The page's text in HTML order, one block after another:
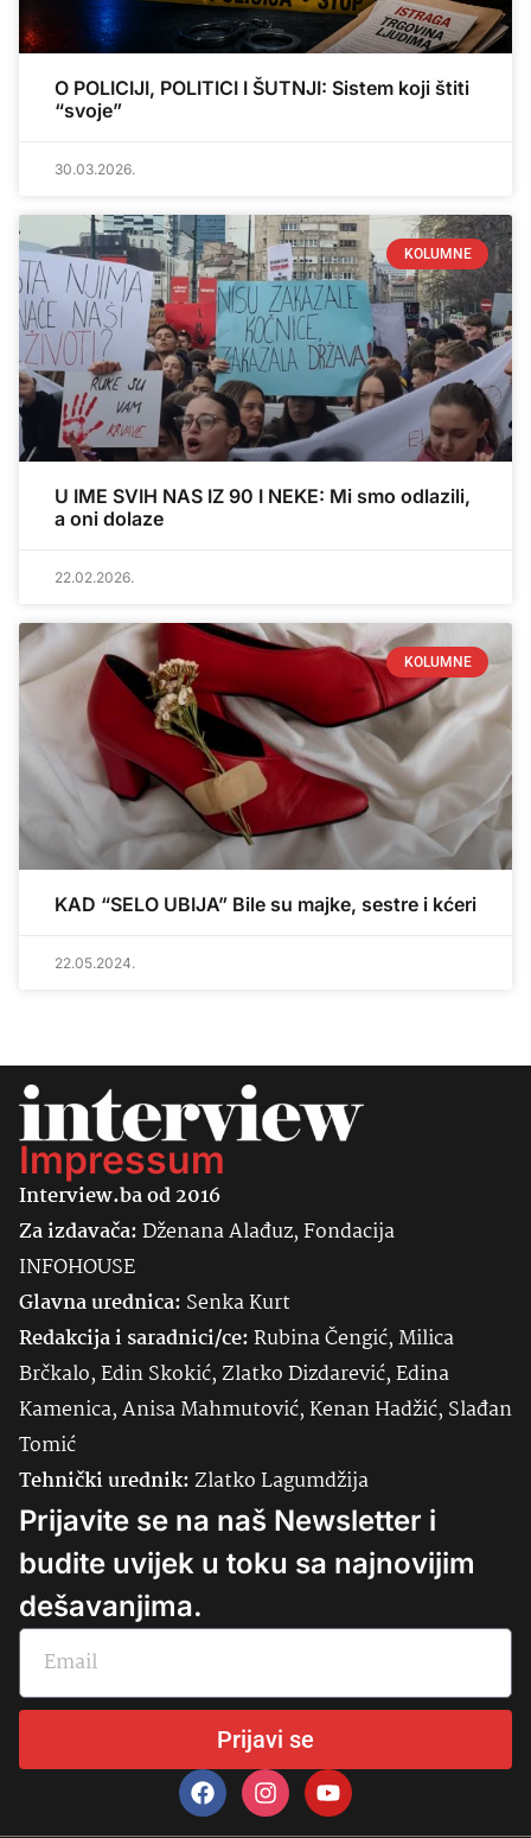
O POLICIJI, POLITICI I ŠUTNJI: Sistem koji štiti
“svoje”
30.03.2026.
KOLUMNE
U IME SVIH NAS IZ 90 I NEKE: Mi smo odlazili,
a oni dolaze
22.02.2026.
KOLUMNE
KAD “SELO UBIJA” Bile su majke, sestre i kćeri
22.05.2024.
Impressum
Interview.ba od 2016
Za izdavača:Dženana Alađuz, Fondacija
INFOHOUSE
Glavna urednica: SenkaKurt
Redakcija i saradnici/ce:Rubina Čengić, Milica
Brčkalo, Edin Skokić, Zlatko Dizdarević, Edina
Kamenica, Anisa Mahmutović, Kenan Hadžić, Slađan
Tomić
Tehnički urednik:Zlatko Lagumdžija
Prijavite se na naš Newsletter i
budite uvijek u toku sa najnovijim
dešavanjima.
Prijavi se